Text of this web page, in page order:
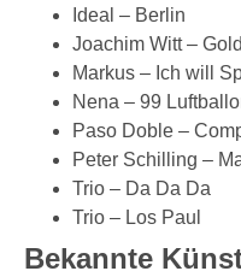
Ideal – Berlin
Joachim Witt –
Markus – Ich will
Nena – 99
Paso Doble –
Peter Schilling –
Trio – Da Da Da
Trio – Los Paul
Bekannte